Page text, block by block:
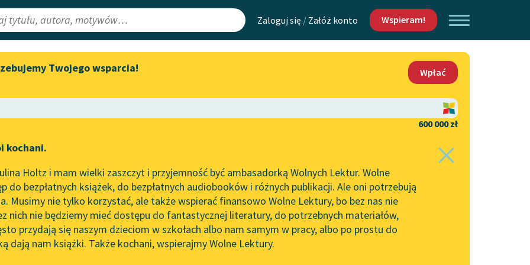
Zaloguj się / Załóż konto Wspieram!
Lektury
redakcyjne
Aktualności
Zapraszamy na spotkanie
literatury skandynawskiej
Wolne Lektury na 32.
Pol’and’Rock Festivalu
„Kochanek Lady Chatterley”
do słuchania na Wolnych
Lekturach
Nowy audiobook – „Marzenie
Mapa Wolnych Lektur
Leśmianator
API
OAI-PMH
Widget Wolnych Lektur
Kontakt
O projekcie
Zasady wykorzystania
Wolnych Lektur
Logotypy
Materiały promocyjne
Twojego wsparcia!
Wpłać
600 000 zł
kochani.
Holtz i mam wielki zaszczyt i przyjemność być ambasadorką Wolnych Lektur. Wolne
do bezpłatnych książek, do bezpłatnych audiobooków i różnych publikacji. Ale oni potrzebują
Musimy nie tylko korzystać, ale także wspierać finansowo Wolne Lektury, bo bez nas nie
nich nie będziemy mieć dostępu do fantastycznej literatury, do potrzebnych materiałów,
przydają się naszym dzieciom w szkołach albo nam samym w pracy, albo po prostu do
dają nam książki. Także kochani, wspierajmy Wolne Lektury.
✖ powieść obyczajowa✖